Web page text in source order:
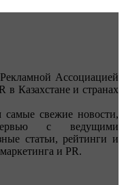
Ассоциацией
в Казахстане и странах
самые свежие новости,
с ведущими
статьи, рейтинги и
и PR.